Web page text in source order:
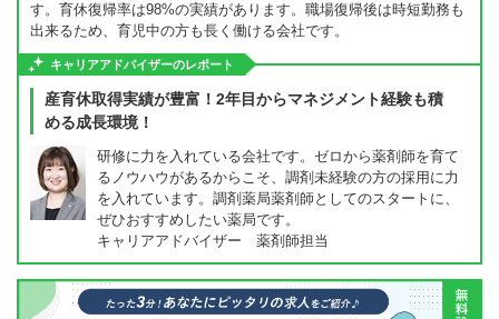
す。育休復帰率は98%の実績があります。職場復帰後は時短勤務も
出来るため、育児中の方も長く働ける会社です。
キャリアアドバイザーのレポート
産育休取得実績が豊富！2年目からマネジメント経験も積
める成長環境！
研修に力を入れている会社です。ゼロから薬剤師を育て
るノウハウがあるからこそ、調剤未経験の方の採用に力
を入れています。調剤薬局薬剤師としてのスタートに、
ぜひおすすめしたい薬局です。
キャリアアドバイザー 薬剤師担当